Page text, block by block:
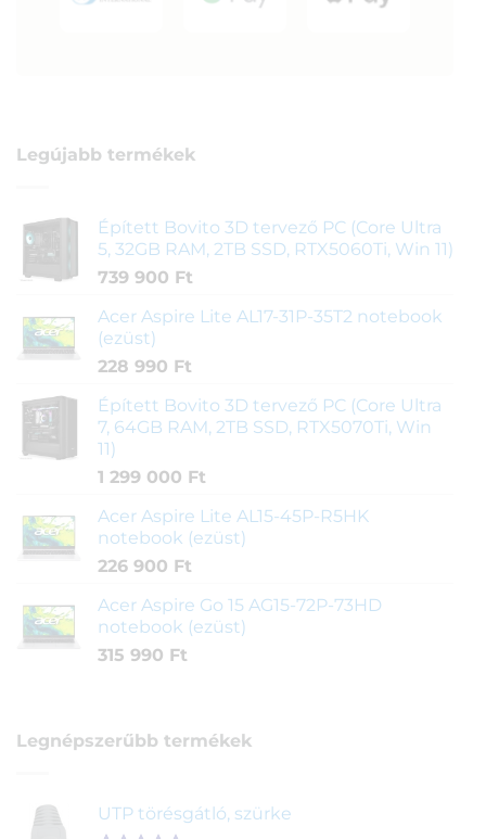
Legújabb termékek
Épített Bovito 3D tervező PC (Core Ultra
5, 32GB RAM, 2TB SSD, RTX5060Ti, Win 11)
739 900 Ft
Acer Aspire Lite AL17-31P-35T2 notebook
(ezüst)
228 990 Ft
Épített Bovito 3D tervező PC (Core Ultra
7, 64GB RAM, 2TB SSD, RTX5070Ti, Win
11)
1 299 000 Ft
Acer Aspire Lite AL15-45P-R5HK
notebook (ezüst)
226 900 Ft
Acer Aspire Go 15 AG15-72P-73HD
notebook (ezüst)
315 990 Ft
Legnépszerűbb termékek
UTP törésgátló, szürke